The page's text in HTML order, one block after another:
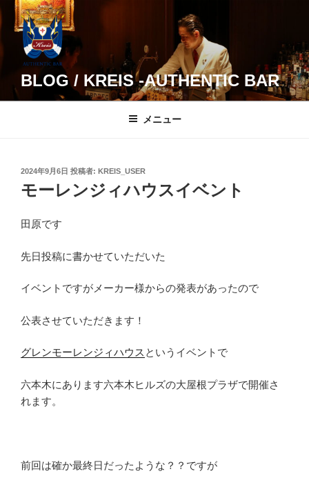
コ
BLOG / KREIS -AUTHENTIC BAR
メニュー
投
稿
日:
2024年9月6日 投稿者: KREIS_USER
モーレンジィハウスイベント
田原です
先日投稿に書かせていただいた
イベントですがメーカー様からの発表があったので
公表させていただきます！
グレンモーレンジィハウス というイベントで
六本木にあります六本木ヒルズの大屋根プラザで開催さ
れます。
前回は確か最終日だったような？？ですが